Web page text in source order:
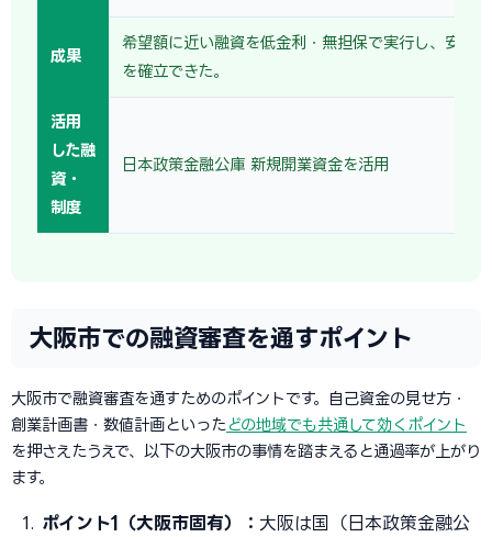
成果
希望額に近い融資を低金利・無担保で実行し、安定
を確立できた。
活用
した融
資・
制度
日本政策金融公庫 新規開業資金を活用
大阪市での融資審査を通すポイント
大阪市で融資審査を通すためのポイントです。自己資金の見せ方・
創業計画書・数値計画といった どの地域でも共通して効くポイント
を押さえたうえで、以下の大阪市の事情を踏まえると通過率が上がり
ます。
ポイント1（大阪市固有）： 大阪は国（日本政策金融公